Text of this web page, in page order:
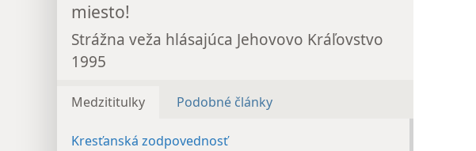
miesto!
Strážna veža hlásajúca Jehovovo Kráľovstvo
1995
Medzititulky Podobné články
Kresťanská zodpovednosť